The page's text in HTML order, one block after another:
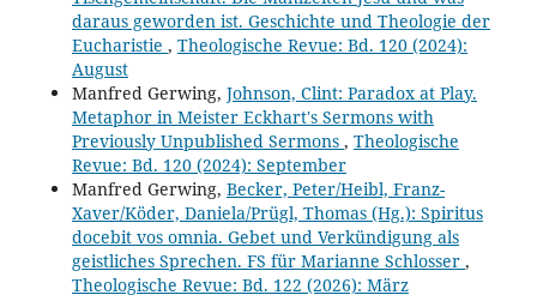
daraus geworden ist. Geschichte und Theologie der
Eucharistie , Theologische Revue: Bd. 120 (2024):
August
Manfred Gerwing, Johnson, Clint: Paradox at Play.
Metaphor in Meister Eckhart's Sermons with
Previously Unpublished Sermons , Theologische
Revue: Bd. 120 (2024): September
Manfred Gerwing, Becker, Peter/Heibl, Franz-
Xaver/Köder, Daniela/Prügl, Thomas (Hg.): Spiritus
docebit vos omnia. Gebet und Verkündigung als
geistliches Sprechen. FS für Marianne Schlosser ,
Theologische Revue: Bd. 122 (2026): März